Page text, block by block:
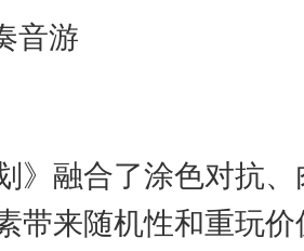
音游
》融合了涂色对抗
带来随机性和重玩